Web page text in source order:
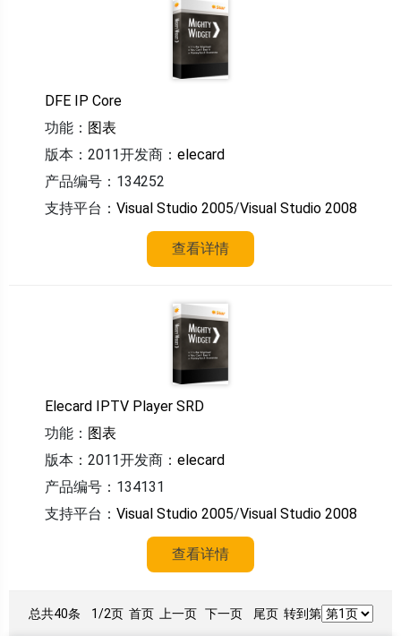
DFE IP Core
功能： 图表
版本：2011开发商： elecard
产品编号：134252
支持平台： Visual Studio 2005/Visual Studio 2008
查看详情
Elecard IPTV Player SRD
功能： 图表
版本：2011开发商： elecard
产品编号：134131
支持平台： Visual Studio 2005/Visual Studio 2008
查看详情
总共40条 1/2页 首页 上一页 下一页 尾页 转到第